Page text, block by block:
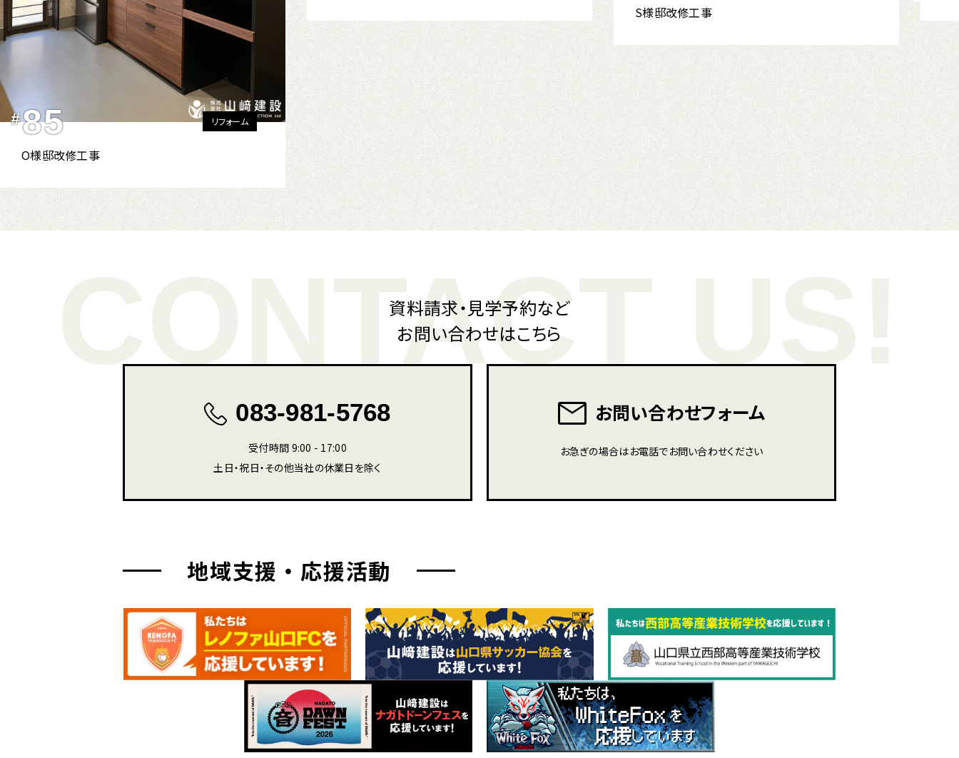
#85 リフォーム
O様邸改修工事
S様邸改修工事
CONTACT US!
資料請求・見学予約など
お問い合わせはこちら
083-981-5768
受付時間 9:00 - 17:00
土日・祝日・その他当社の休業日を除く
お問い合わせフォーム
お急ぎの場合はお電話でお問い合わせください
地域支援・応援活動